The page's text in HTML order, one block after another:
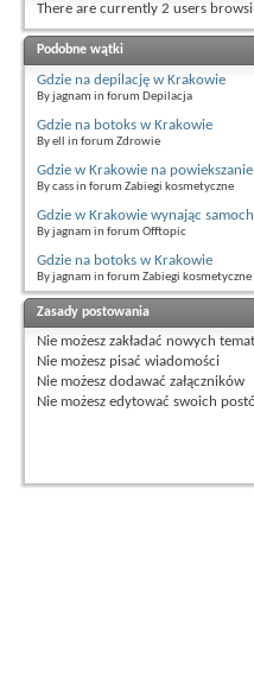
There are currently 2 users
Podobne wątki
Gdzie na depilację w Krakowie
By jagnam in forum Depilacja
Gdzie na botoks w Krakowie
By ell in forum Zdrowie
Gdzie w Krakowie na
By cass in forum Zabiegi kosmetyczne
Gdzie w Krakowie wynając
By jagnam in forum Offtopic
Gdzie na botoks w Krakowie
By jagnam in forum Zabiegi kosmetyczne
Zasady postowania
Nie możesz zakładać nowych
Nie możesz pisać wiadomości
Nie możesz dodawać załączników
Nie możesz edytować swoich